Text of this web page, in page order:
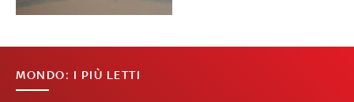
MONDO: I PIÙ LETTI